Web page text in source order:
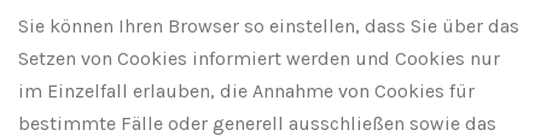
Sie können Ihren Browser so einstellen, dass Sie über das
Setzen von Cookies informiert werden und Cookies nur
im Einzelfall erlauben, die Annahme von Cookies für
bestimmte Fälle oder generell ausschließen sowie das